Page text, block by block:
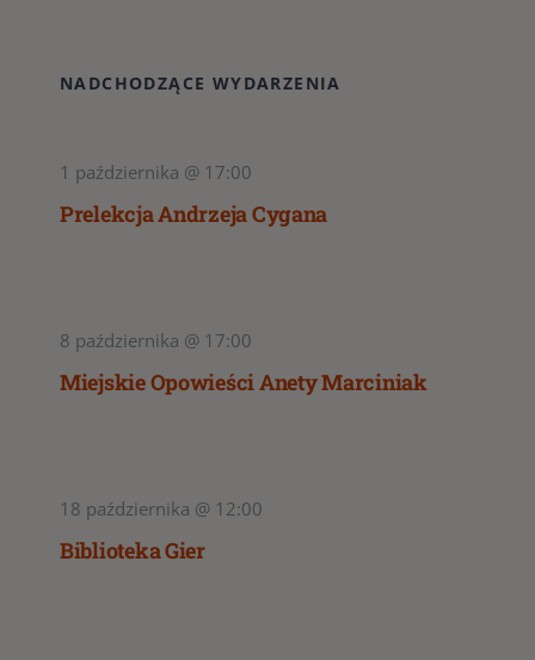
NADCHODZĄCE WYDARZENIA
1 października @ 17:00
Prelekcja Andrzeja Cygana
8 października @ 17:00
Miejskie Opowieści Anety Marciniak
18 października @ 12:00
Biblioteka Gier